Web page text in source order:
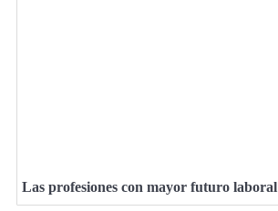
Las profesiones con mayor futuro laboral